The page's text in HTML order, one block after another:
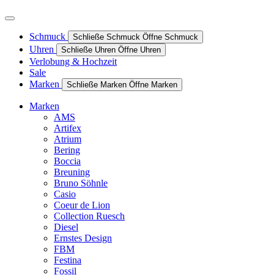
Schmuck Schließe Schmuck Öffne Schmuck
Uhren Schließe Uhren Öffne Uhren
Verlobung & Hochzeit
Sale
Marken
Schließe Marken Öffne Marken
Marken
AMS
Artifex
Atrium
Bering
Boccia
Breuning
Bruno Söhnle
Casio
Coeur de Lion
Collection Ruesch
Diesel
Ernstes Design
FBM
Festina
Fossil